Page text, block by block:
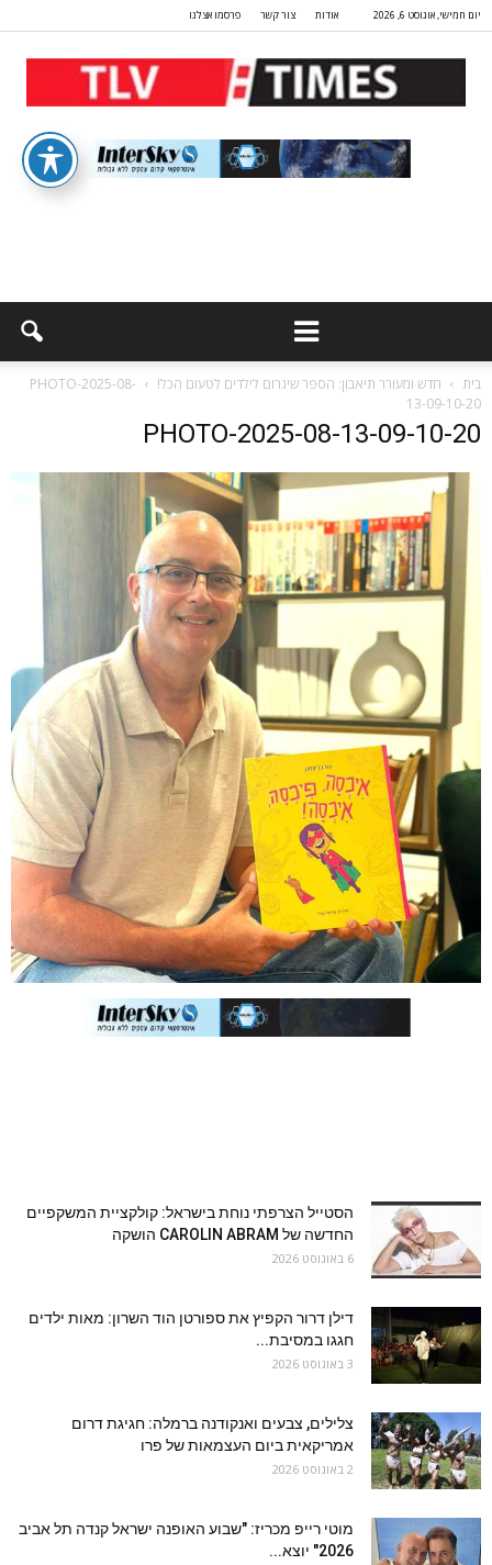
יום חמישי, אוגוסט 6, 2026 אודות צור קשר פרסמו אצלנו
בית חדש ומעורר תיאבון: הספר שיגרום לילדים לטעום הכל!
PHOTO-2025-08-
13-09-10-20
PHOTO-2025-08-13-09-10-20
הסטייל הצרפתי נוחת בישראל: קולקציית המשקפיים
החדשה של CAROLIN ABRAM הושקה
6 באוגוסט 2026
דילן דרור הקפיץ את ספורטן הוד השרון: מאות ילדים
חגגו במסיבת...
3 באוגוסט 2026
צלילים, צבעים ואנקודנה ברמלה: חגיגת דרום
אמריקאית ביום העצמאות של פרו
2 באוגוסט 2026
מוטי רייפ מכריז: "שבוע האופנה ישראל קנדה תל אביב
2026" יוצא...